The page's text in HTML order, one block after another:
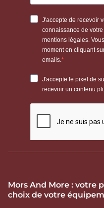
L’ALLIAGE
(Matière &
Acier
Cuivre,
Silver,
Cuir.
brisure,
brisure,
souple.
Mors And More : votre
choix de votre